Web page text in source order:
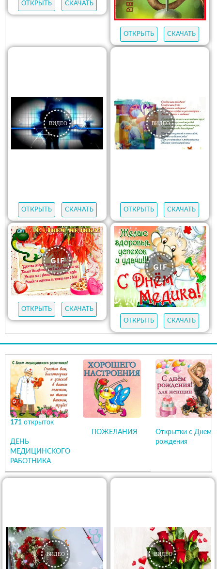
ОТКРЫТЬ СКАЧАТЬ
ОТКРЫТЬ СКАЧАТЬ
ОТКРЫТЬ СКАЧАТЬ ОТКРЫТЬ СКАЧАТЬ
ОТКРЫТЬ
СКАЧАТЬ
ОТКРЫТЬ
СКАЧАТЬ
171 открыток
ДЕНЬ
МЕДИЦИНСКОГО
РАБОТНИКА
ПОЖЕЛАНИЯ
Открытки с Днем
рождения